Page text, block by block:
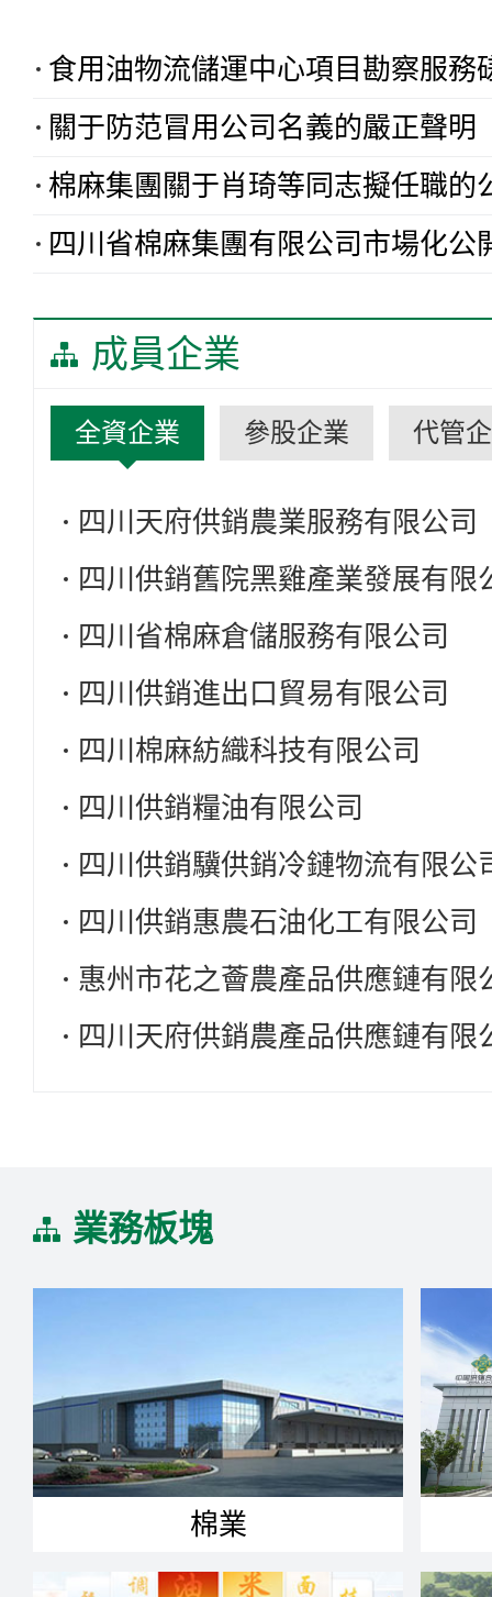
在本通知書發出之日起30日內，與
訂書面合同。二、聯系人及聯系方
冷鏈物流有限公司地址：四川省達
食用油物流儲運中心項目勘察服務
關于防范冒用公司名義的嚴正聲明
棉麻集團關于肖琦等同志擬任職的
四川省棉麻集團有限公司市場化公開選聘部門
成員企業
全資企業 參股企業 代管
四川天府供銷農業服務有限公司
四川供銷舊院黑雞產業發展有限
四川省棉麻倉儲服務有限公司
四川供銷進出口貿易有限公司
四川棉麻紡織科技有限公司
四川供銷糧油有限公司
四川供銷驥供銷冷鏈物流有限公
四川供銷惠農石油化工有限公司
惠州市花之薈農產品供應鏈有限
四川天府供銷農產品供應鏈有限
業務板塊
棉業